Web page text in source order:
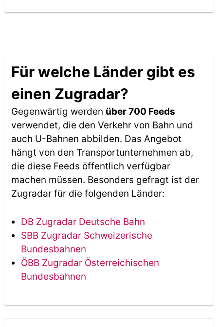
Für welche Länder gibt es
einen Zugradar?
Gegenwärtig werden über 700 Feeds
verwendet, die den Verkehr von Bahn und
auch U-Bahnen abbilden. Das Angebot
hängt von den Transportunternehmen ab,
die diese Feeds öffentlich verfügbar
machen müssen. Besonders gefragt ist der
Zugradar für die folgenden Länder:
DB Zugradar Deutsche Bahn
SBB Zugradar Schweizerische
Bundesbahnen
ÖBB Zugradar Österreichischen
Bundesbahnen